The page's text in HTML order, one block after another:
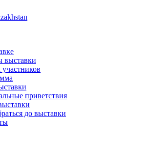
выставки
приветствия
до выставки